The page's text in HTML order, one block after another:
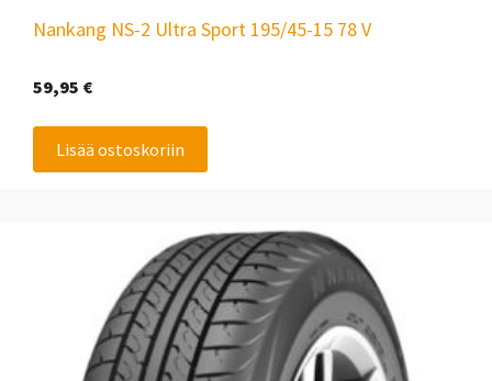
Nankang NS-2 Ultra Sport 195/45-15 78 V
59,95 €
Lisää ostoskoriin